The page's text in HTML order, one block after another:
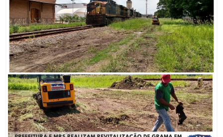
Prefeitura
Estância
Turística
Guaratinguetá